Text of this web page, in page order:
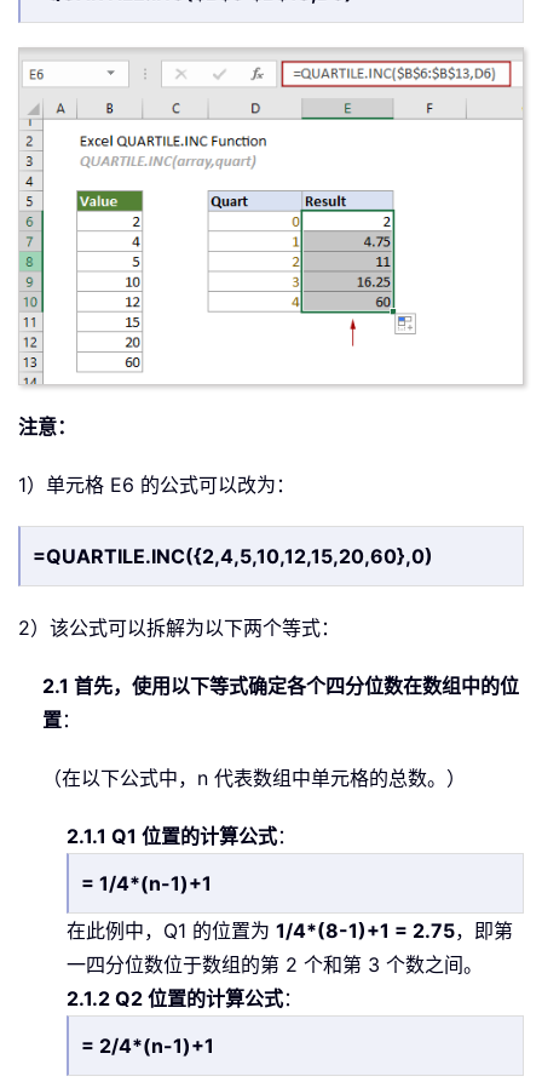
注意：
1）单元格 E6 的公式可以改为：
=QUARTILE.INC({2,4,5,10,12,15,20,60},0)
2）该公式可以拆解为以下两个等式：
2.1 首先，使用以下等式确定各个四分位数在数组中的位
置：
（在以下公式中，n 代表数组中单元格的总数。）
2.1.1 Q1 位置的计算公式：
= 1/4*(n-1)+1
在此例中，Q1 的位置为 1/4*(8-1)+1 = 2.75，即第
一四分位数位于数组的第 2 个和第 3 个数之间。
2.1.2 Q2 位置的计算公式：
= 2/4*(n-1)+1